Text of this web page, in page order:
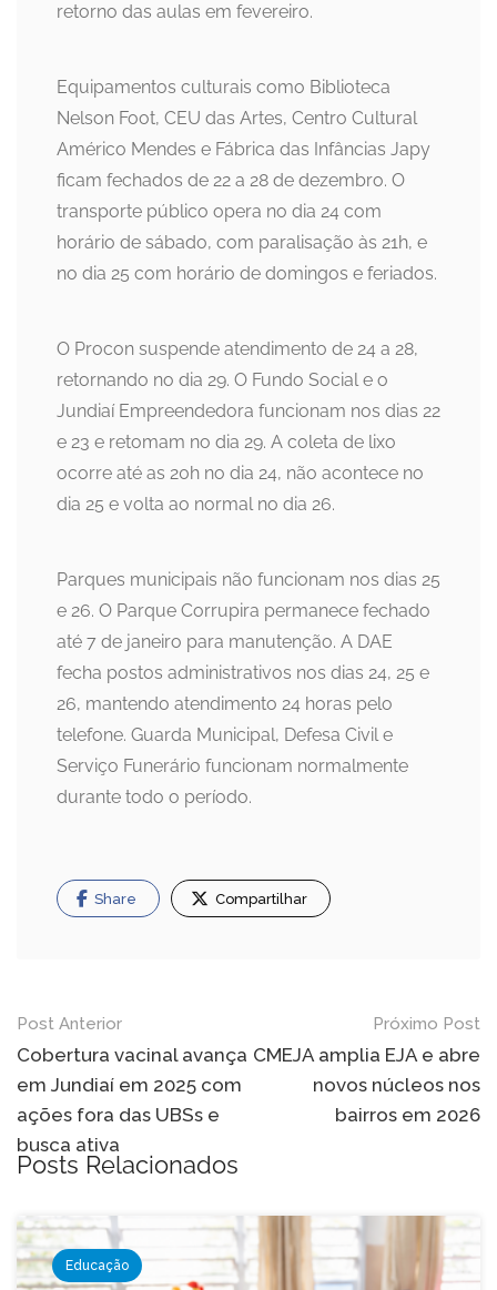
retorno das aulas em fevereiro.
Equipamentos culturais como Biblioteca
Nelson Foot, CEU das Artes, Centro Cultural
Américo Mendes e Fábrica das Infâncias Japy
ficam fechados de 22 a 28 de dezembro. O
transporte público opera no dia 24 com
horário de sábado, com paralisação às 21h, e
no dia 25 com horário de domingos e feriados.
O Procon suspende atendimento de 24 a 28,
retornando no dia 29. O Fundo Social e o
Jundiaí Empreendedora funcionam nos dias 22
e 23 e retomam no dia 29. A coleta de lixo
ocorre até as 20h no dia 24, não acontece no
dia 25 e volta ao normal no dia 26.
Parques municipais não funcionam nos dias 25
e 26. O Parque Corrupira permanece fechado
até 7 de janeiro para manutenção. A DAE
fecha postos administrativos nos dias 24, 25 e
26, mantendo atendimento 24 horas pelo
telefone. Guarda Municipal, Defesa Civil e
Serviço Funerário funcionam normalmente
durante todo o período.
Share Compartilhar
Navegação
de
Post
Post Anterior
Cobertura vacinal avança
em Jundiaí em 2025 com
ações fora das UBSs e
busca ativa
Próximo Post
CMEJA amplia EJA e abre
novos núcleos nos
bairros em 2026
Posts Relacionados
Educação